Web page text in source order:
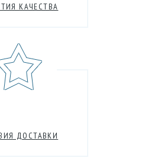
КАЧЕСТВА
ДОСТАВКИ